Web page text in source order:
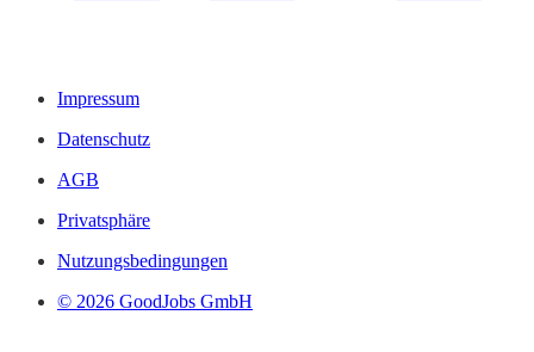
Impressum
Datenschutz
AGB
Privatsphäre
Nutzungsbedingungen
© 2026 GoodJobs GmbH